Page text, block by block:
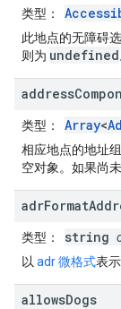
类型 ：
此地点的无障碍
则为 undefined
address
类型 ： Array<
相应地点的地址
空对象。如果尚
adrFormat
类型 ： string
以 adr 微格式表
allowsDogs